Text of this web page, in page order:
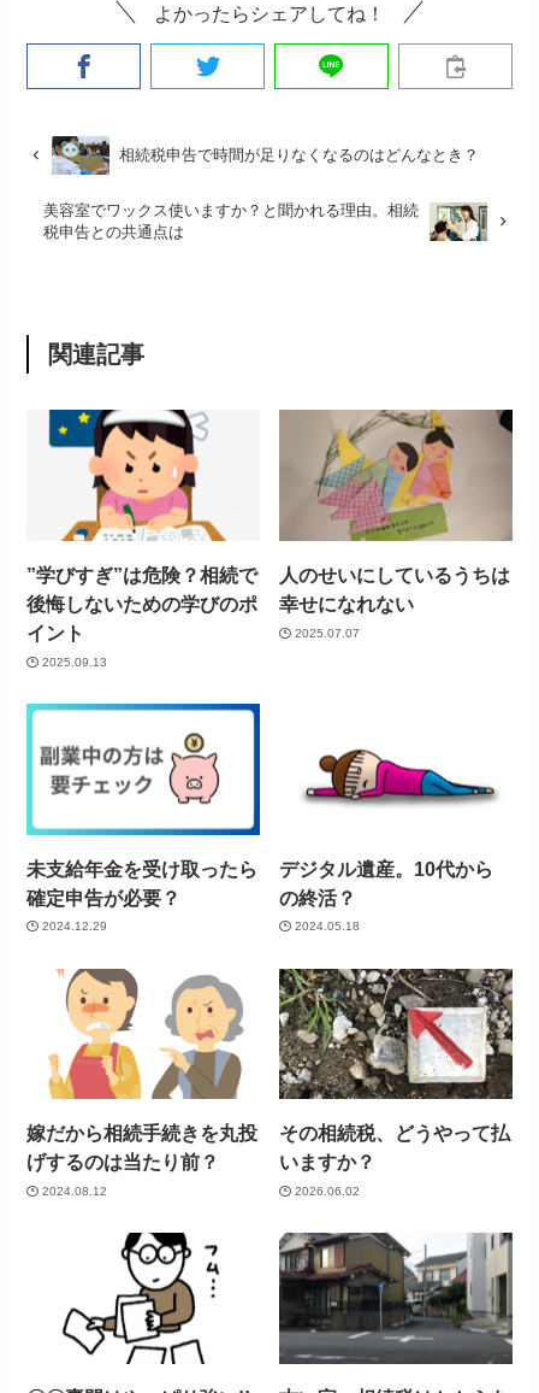
よかったらシェアしてね！
相続税申告で時間が足りなくなるのはどんなとき？
美容室でワックス使いますか？と聞かれる理由。相続
税申告との共通点は
関連記事
”学びすぎ”は危険？相続で
後悔しないための学びのポ
イント
2025.09.13
人のせいにしているうちは
幸せになれない
2025.07.07
未支給年金を受け取ったら
確定申告が必要？
2024.12.29
デジタル遺産。10代から
の終活？
2024.05.18
嫁だから相続手続きを丸投
げするのは当たり前？
2024.08.12
その相続税、どうやって払
いますか？
2026.06.02